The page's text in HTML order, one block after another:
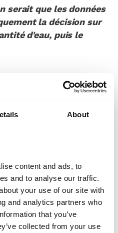
About
content and ads, to
and to analyse our traffic.
your use of our site with
and analytics partners who
that you’ve
collected from your use
serait que les données
la décision sur
d'eau, puis le
de Roberson est
que « l'eau est la
le domaine de
là pour les loisirs
pour préserver la qualité
surtout en cas de